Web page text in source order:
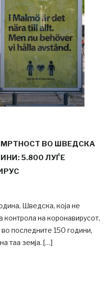
ВО ШВЕДСКА
5.800 ЛУЃЕ
Шведска, која не
контрола на коронавирусот,
последните 150 години,
таа земја. […]